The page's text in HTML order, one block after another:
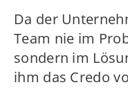
Da der
Team nie im
sondern im
ihm das Credo